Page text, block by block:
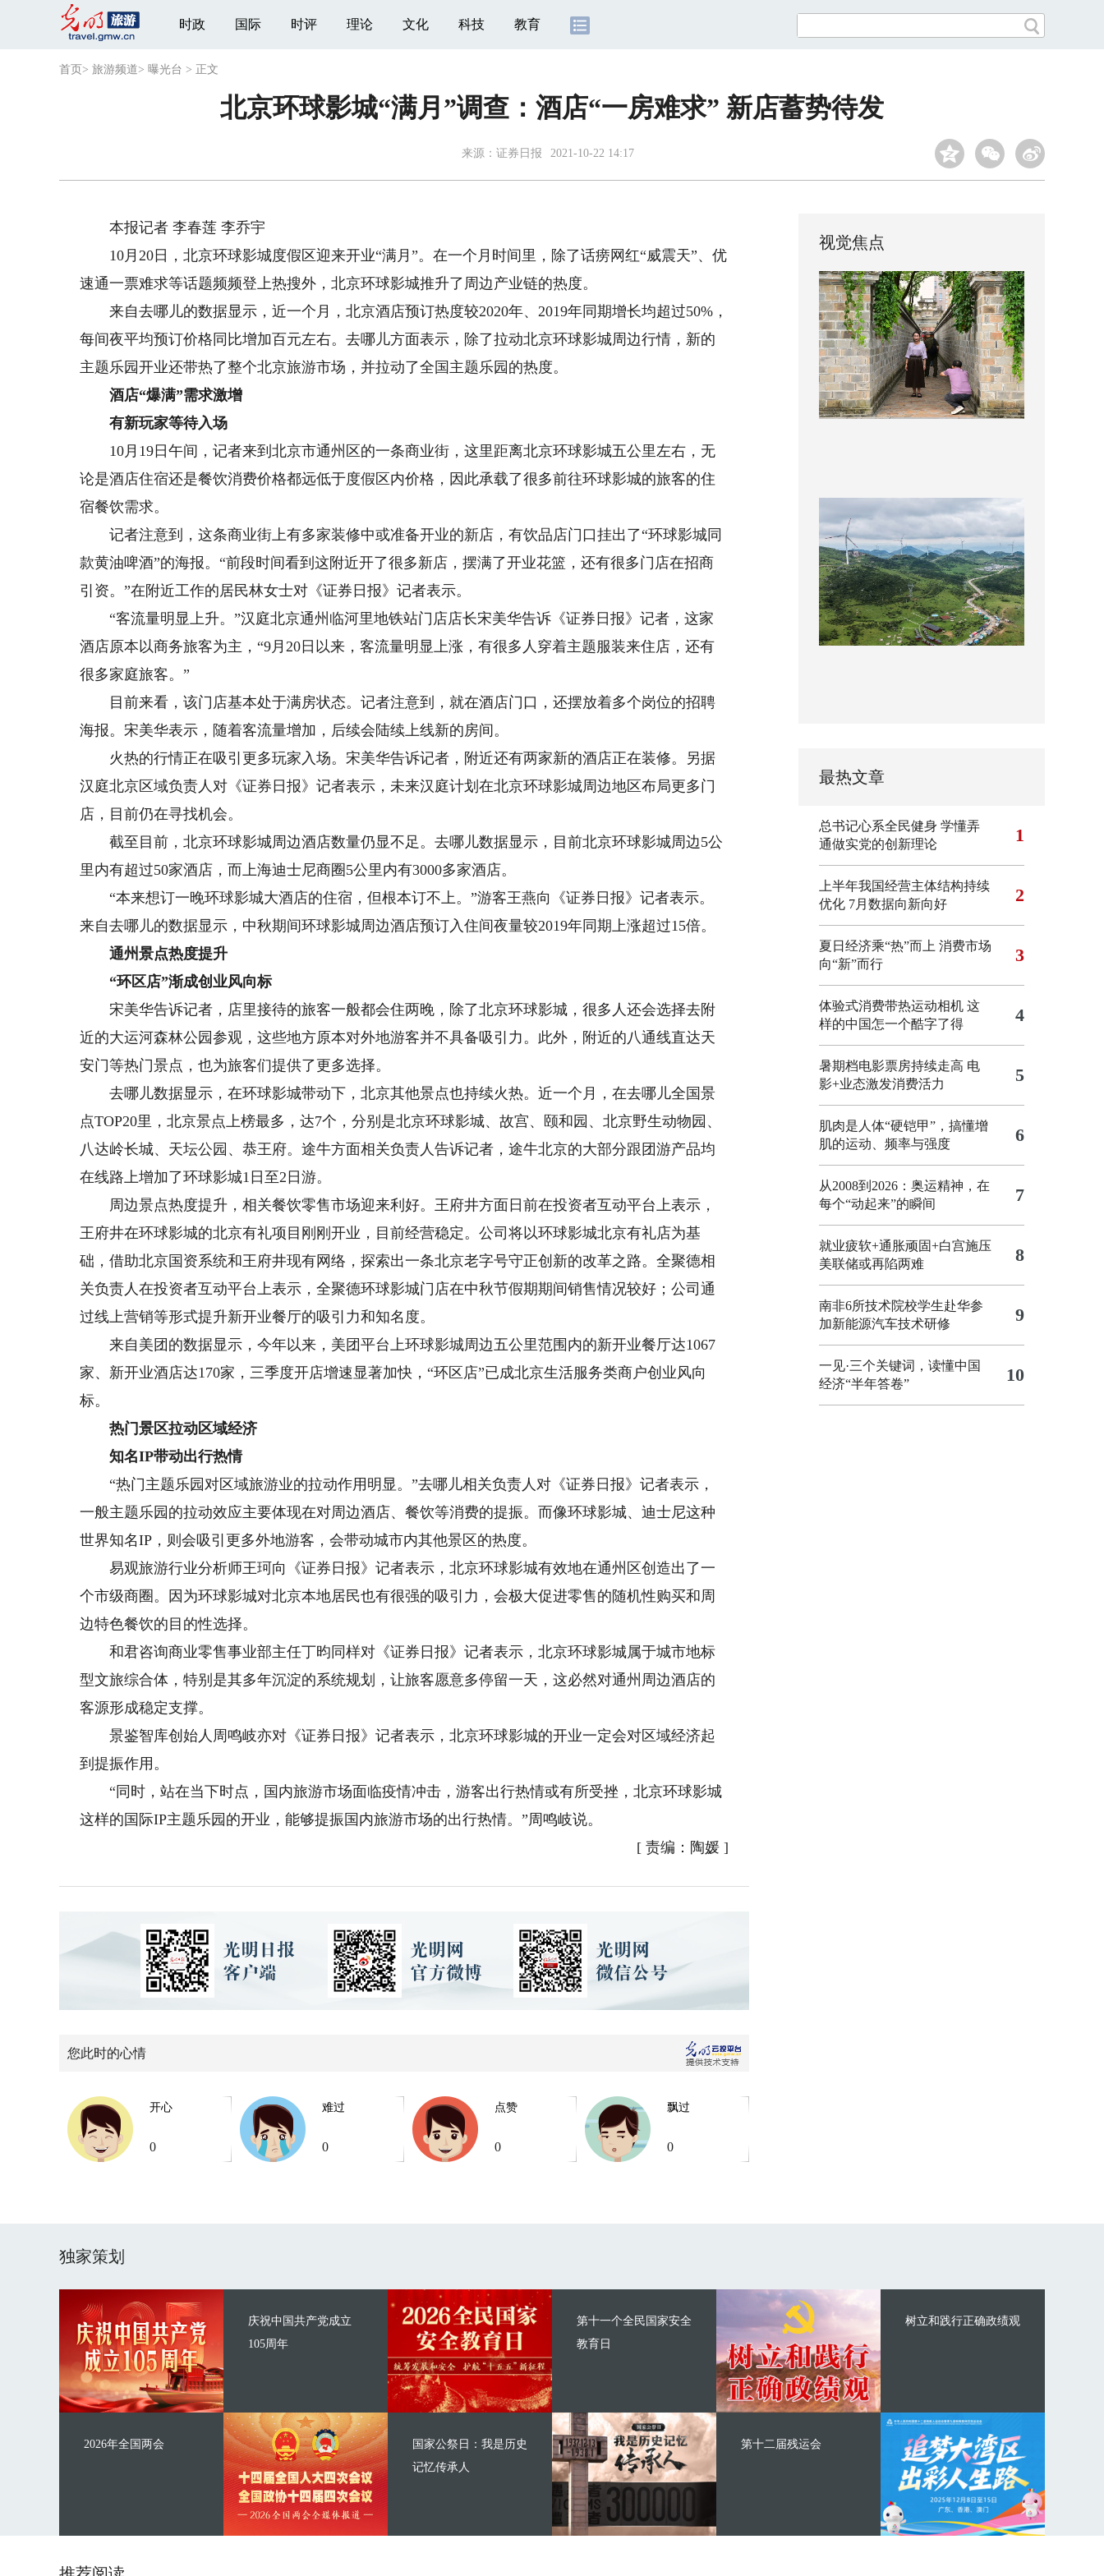
时政 国际 时评 理论 文化 科技 教育
首页 > 旅游频道> 曝光台 > 正文
北京环球影城“满月”调查：酒店“一房难求” 新店蓄势待发
来源： 证券日报 2021-10-22 14:17
本报记者 李春莲 李乔宇
10月20日，北京环球影城度假区迎来开业“满月”。在一个月时间里，除了话痨网红“威震天”、优
速通一票难求等话题频频登上热搜外，北京环球影城推升了周边产业链的热度。
来自去哪儿的数据显示，近一个月，北京酒店预订热度较2020年、2019年同期增长均超过50%，
每间夜平均预订价格同比增加百元左右。去哪儿方面表示，除了拉动北京环球影城周边行情，新的
主题乐园开业还带热了整个北京旅游市场，并拉动了全国主题乐园的热度。
酒店“爆满”需求激增
有新玩家等待入场
10月19日午间，记者来到北京市通州区的一条商业街，这里距离北京环球影城五公里左右，无
论是酒店住宿还是餐饮消费价格都远低于度假区内价格，因此承载了很多前往环球影城的旅客的住
宿餐饮需求。
记者注意到，这条商业街上有多家装修中或准备开业的新店，有饮品店门口挂出了“环球影城同
款黄油啤酒”的海报。“前段时间看到这附近开了很多新店，摆满了开业花篮，还有很多门店在招商
引资。”在附近工作的居民林女士对《证券日报》记者表示。
“客流量明显上升。”汉庭北京通州临河里地铁站门店店长宋美华告诉《证券日报》记者，这家
酒店原本以商务旅客为主，“9月20日以来，客流量明显上涨，有很多人穿着主题服装来住店，还有
很多家庭旅客。”
目前来看，该门店基本处于满房状态。记者注意到，就在酒店门口，还摆放着多个岗位的招聘
海报。宋美华表示，随着客流量增加，后续会陆续上线新的房间。
火热的行情正在吸引更多玩家入场。宋美华告诉记者，附近还有两家新的酒店正在装修。另据
汉庭北京区域负责人对《证券日报》记者表示，未来汉庭计划在北京环球影城周边地区布局更多门
店，目前仍在寻找机会。
截至目前，北京环球影城周边酒店数量仍显不足。去哪儿数据显示，目前北京环球影城周边5公
里内有超过50家酒店，而上海迪士尼商圈5公里内有3000多家酒店。
“本来想订一晚环球影城大酒店的住宿，但根本订不上。”游客王燕向《证券日报》记者表示。
来自去哪儿的数据显示，中秋期间环球影城周边酒店预订入住间夜量较2019年同期上涨超过15倍。
通州景点热度提升
“环区店”渐成创业风向标
宋美华告诉记者，店里接待的旅客一般都会住两晚，除了北京环球影城，很多人还会选择去附
近的大运河森林公园参观，这些地方原本对外地游客并不具备吸引力。此外，附近的八通线直达天
安门等热门景点，也为旅客们提供了更多选择。
去哪儿数据显示，在环球影城带动下，北京其他景点也持续火热。近一个月，在去哪儿全国景
点TOP20里，北京景点上榜最多，达7个，分别是北京环球影城、故宫、颐和园、北京野生动物园、
八达岭长城、天坛公园、恭王府。途牛方面相关负责人告诉记者，途牛北京的大部分跟团游产品均
在线路上增加了环球影城1日至2日游。
周边景点热度提升，相关餐饮零售市场迎来利好。王府井方面日前在投资者互动平台上表示，
王府井在环球影城的北京有礼项目刚刚开业，目前经营稳定。公司将以环球影城北京有礼店为基
础，借助北京国资系统和王府井现有网络，探索出一条北京老字号守正创新的改革之路。全聚德相
关负责人在投资者互动平台上表示，全聚德环球影城门店在中秋节假期期间销售情况较好；公司通
过线上营销等形式提升新开业餐厅的吸引力和知名度。
来自美团的数据显示，今年以来，美团平台上环球影城周边五公里范围内的新开业餐厅达1067
家、新开业酒店达170家，三季度开店增速显著加快，“环区店”已成北京生活服务类商户创业风向
标。
热门景区拉动区域经济
知名IP带动出行热情
“热门主题乐园对区域旅游业的拉动作用明显。”去哪儿相关负责人对《证券日报》记者表示，
一般主题乐园的拉动效应主要体现在对周边酒店、餐饮等消费的提振。而像环球影城、迪士尼这种
世界知名IP，则会吸引更多外地游客，会带动城市内其他景区的热度。
易观旅游行业分析师王珂向《证券日报》记者表示，北京环球影城有效地在通州区创造出了一
个市级商圈。因为环球影城对北京本地居民也有很强的吸引力，会极大促进零售的随机性购买和周
边特色餐饮的目的性选择。
和君咨询商业零售事业部主任丁昀同样对《证券日报》记者表示，北京环球影城属于城市地标
型文旅综合体，特别是其多年沉淀的系统规划，让旅客愿意多停留一天，这必然对通州周边酒店的
客源形成稳定支撑。
景鉴智库创始人周鸣岐亦对《证券日报》记者表示，北京环球影城的开业一定会对区域经济起
到提振作用。
“同时，站在当下时点，国内旅游市场面临疫情冲击，游客出行热情或有所受挫，北京环球影城
这样的国际IP主题乐园的开业，能够提振国内旅游市场的出行热情。”周鸣岐说。
[ 责编：陶媛]
您此时的心情
开心
0
难过
0
点赞
0
飘过
0
视觉焦点
最热文章
总书记心系全民健身 学懂弄
通做实党的创新理论
1
上半年我国经营主体结构持续
优化 7月数据向新向好 2
夏日经济乘“热”而上 消费市场
向“新”而行
3
体验式消费带热运动相机 这
样的中国怎一个酷字了得
4
暑期档电影票房持续走高 电
影+业态激发消费活力
5
肌肉是人体“硬铠甲”，搞懂增
肌的运动、频率与强度
6
从2008到2026：奥运精神，在
每个“动起来”的瞬间
7
就业疲软+通胀顽固+白宫施压
美联储或再陷两难
8
南非6所技术院校学生赴华参
加新能源汽车技术研修
9
一见·三个关键词，读懂中国
经济“半年答卷”
10
独家策划
庆祝中国共产党成立
105周年
2026年全国两会
第十一个全民国家安全
教育日
国家公祭日：我是历史
记忆传承人
树立和践行正确政绩观
第十二届残运会